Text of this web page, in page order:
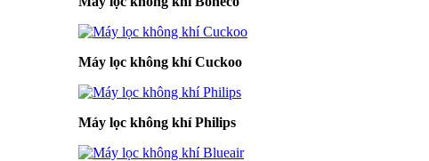
Máy lọc không khí Cuckoo
Máy lọc không khí Philips